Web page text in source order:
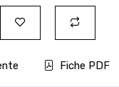
Fiche PDF